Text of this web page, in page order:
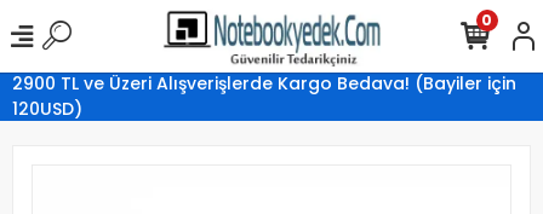
2900 TL ve Üzeri Alışverişlerde Kargo Bedava! (Bayiler için
120USD)
0